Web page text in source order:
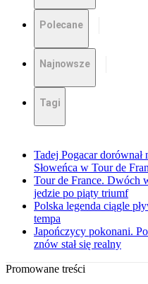
Polecane
Najnowsze
Tagi
Tadej Pogacar
Słoweńca w Tour de
Tour de France. Dwóch
jedzie po piąty triumf
Polska legenda ciągle
tempa
Japończycy pokonani.
znów stał się realny
Promowane treści